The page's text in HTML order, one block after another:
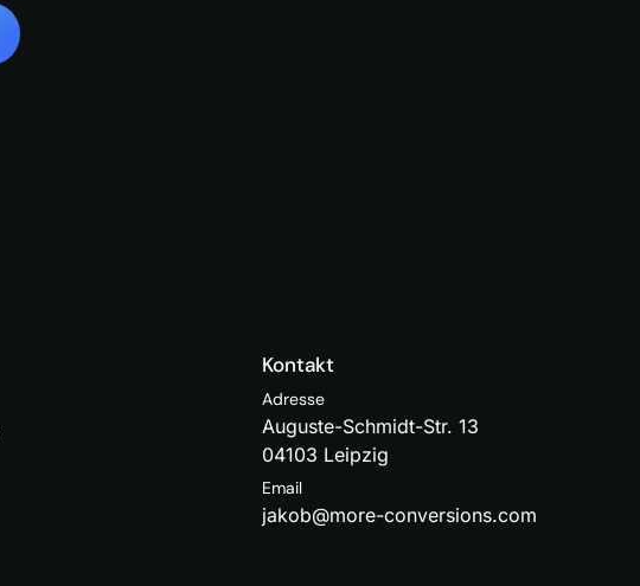
Kontakt
Adresse
Auguste-Schmidt-Str. 13
04103 Leipzig
Email
jakob@more-conversions.com